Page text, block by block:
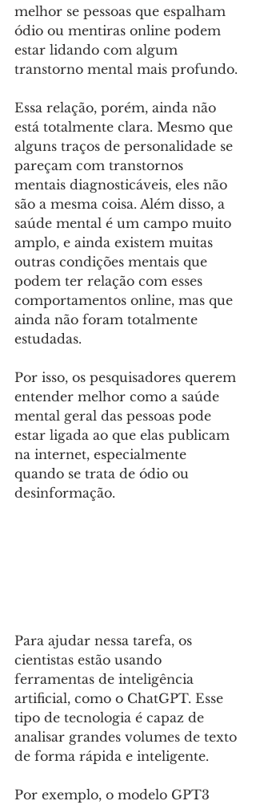
melhor se pessoas que espalham
ódio ou mentiras online podem
estar lidando com algum
transtorno mental mais profundo.
Essa relação, porém, ainda não
está totalmente clara. Mesmo que
alguns traços de personalidade se
pareçam com transtornos
mentais diagnosticáveis, eles não
são a mesma coisa. Além disso, a
saúde mental é um campo muito
amplo, e ainda existem muitas
outras condições mentais que
podem ter relação com esses
comportamentos online, mas que
ainda não foram totalmente
estudadas.
Por isso, os pesquisadores querem
entender melhor como a saúde
mental geral das pessoas pode
estar ligada ao que elas publicam
na internet, especialmente
quando se trata de ódio ou
desinformação.
Para ajudar nessa tarefa, os
cientistas estão usando
ferramentas de inteligência
artificial, como o ChatGPT. Esse
tipo de tecnologia é capaz de
analisar grandes volumes de texto
de forma rápida e inteligente.
Por exemplo, o modelo GPT3